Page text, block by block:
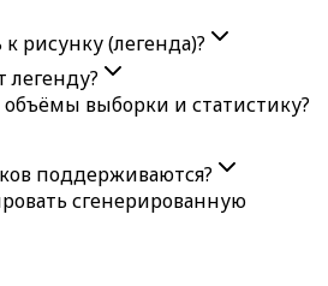
рисунку (легенда)?
легенду?
выборки и статистику?
поддерживаются?
сгенерированную